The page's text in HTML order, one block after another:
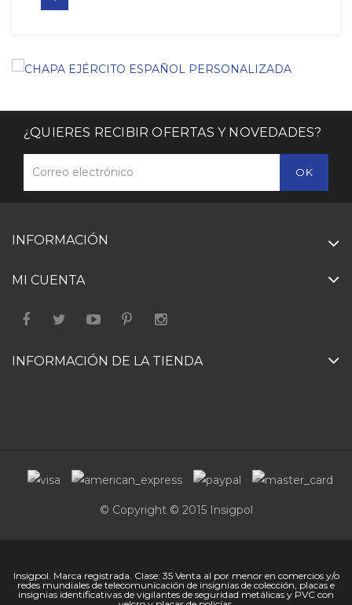
¿QUIERES RECIBIR OFERTAS Y NOVEDADES?
INFORMACIÓN
MI CUENTA
INFORMACIÓN DE LA TIENDA
© Copyright © 2015 Insigpol
Insigpol. Marca registrada. Clase: 35 Venta al por menor en comercios y/o
redes mundiales de telecomunicación de insignias de colección, placas e
insignias identificativas de vigilantes de seguridad metálicas y PVC con